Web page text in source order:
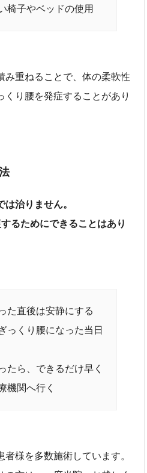
椅子やベッドの使用
み重ねることで、体の柔軟性
くり腰を発症することがあり
治りません。
るためにできることはあり
た直後は安静にする
っくり腰になった当日
たら、できるだけ早く
機関へ行く
様を多数施術しています。